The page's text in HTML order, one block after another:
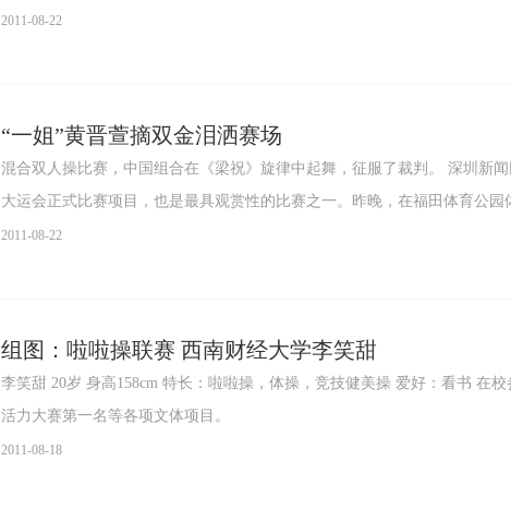
信，..
2011-08-22
“一姐”黄晋萱摘双金泪洒赛场
混合双人操比赛，中国组合在《梁祝》旋律中起舞，征服了裁判。 深圳新闻网8月21日讯 健美操今年首次列入
大运会正式比赛项目，也是最具观赏性的比赛之一。昨晚，在福田体育公
2011-08-22
组图：啦啦操联赛 西南财经大学李笑甜
李笑甜 20岁 身高158cm 特长：啦啦操，体操，竞技健美操 爱好：看书 在
活力大赛第一名等各项文体项目。
2011-08-18